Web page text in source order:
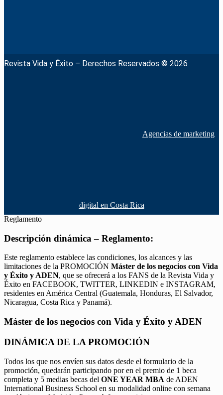
Revista Vida y Éxito – Derechos Reservados © 2026
Agencias de marketing
digital en Costa Rica
Reglamento
Descripción dinámica – Reglamento:
Este reglamento establece las condiciones, los alcances y las
limitaciones de la PROMOCIÓN Máster de los negocios con Vida
y Éxito y ADEN, que se ofrecerá a los FANS de la Revista Vida y
Éxito en FACEBOOK, TWITTER, LINKEDIN e INSTAGRAM,
residentes en América Central (Guatemala, Honduras, El Salvador,
Nicaragua, Costa Rica y Panamá).
Máster de los negocios con Vida y Éxito y ADEN
DINÁMICA DE LA PROMOCIÓN
Todos los que nos envíen sus datos desde el formulario de la
promoción, quedarán participando por en el premio de 1 beca
completa y 5 medias becas del ONE YEAR MBA de ADEN
International Business School en su modalidad online con semana